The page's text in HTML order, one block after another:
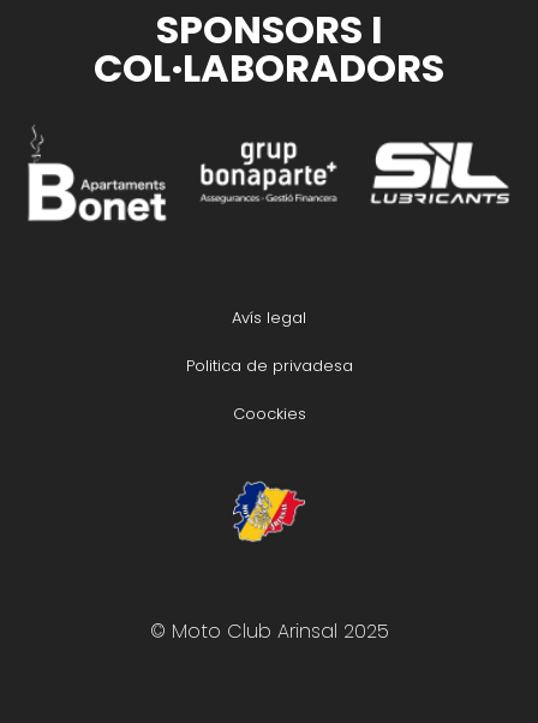
SPONSORS I
COL·LABORADORS
Avís legal
Politica de privadesa
Coockies
© Moto Club Arinsal 2025